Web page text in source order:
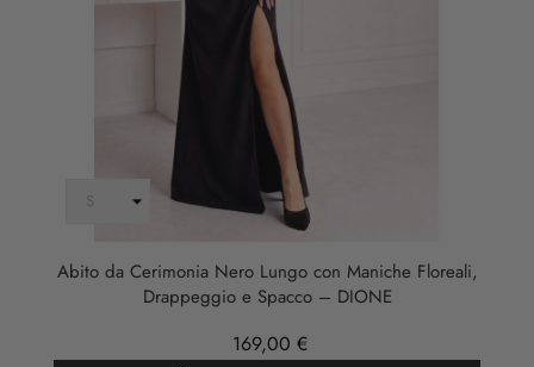
Abito da Cerimonia Nero Lungo con Maniche Floreali,
Drappeggio e Spacco – DIONE
169,00 €